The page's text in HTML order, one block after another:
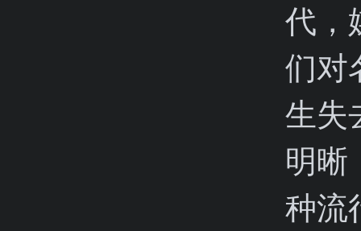
代，
们对
生失
明晰
种流